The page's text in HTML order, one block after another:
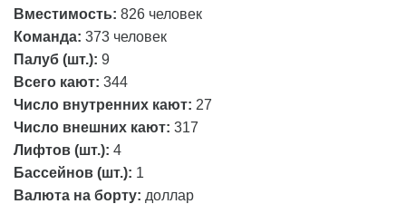
Вместимость: 826 человек
Команда: 373 человек
Палуб (шт.): 9
Всего кают: 344
Число внутренних кают: 27
Число внешних кают: 317
Лифтов (шт.): 4
Бассейнов (шт.): 1
Валюта на борту: доллар